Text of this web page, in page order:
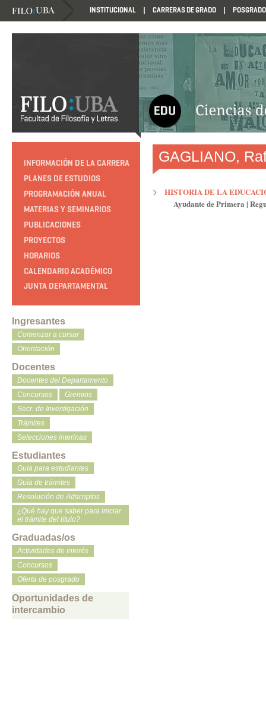
INSTITUCIONAL CARRERAS DE GRADO POSGRADO
HTTP://EDUCACION.FILO.UBA.AR/PROGRAMACION1985
INFORMACIÓN DE LA CARRERA
PLANES DE ESTUDIOS
PROGRAMACIÓN ANUAL
MATERIAS Y SEMINARIOS
PUBLICACIONES
PROYECTOS
HORARIOS
CALENDARIO ACADÉMICO
JUNTA DEPARTAMENTAL
Ingresantes
Comenzar a cursar
Orientación
Docentes
Docentes del Departamento
Concursos
Gremios
Secr. de Investigación
Trámites
Selecciones interinas
Estudiantes
Guía para estudiantes
Guía de trámites
Resolución de Adscriptos
¿Qué hay que saber para iniciar
el trámite del título?
Graduadas/os
Actividades de interés
Concursos
Oferta de posgrado
Oportunidades de
intercambio
GAGLIANO,
HISTORIA DE LA
Ayudante de Primera |